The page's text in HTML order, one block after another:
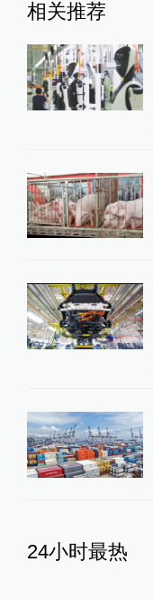
相关推荐
24小时最热